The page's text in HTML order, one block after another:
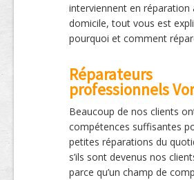
interviennent en réparation
domicile, tout vous est
pourquoi et comment
Réparateurs
professionnels
Beaucoup de nos clients
compétences suffisantes
petites réparations du
s’ils sont devenus nos
parce qu’un champ de